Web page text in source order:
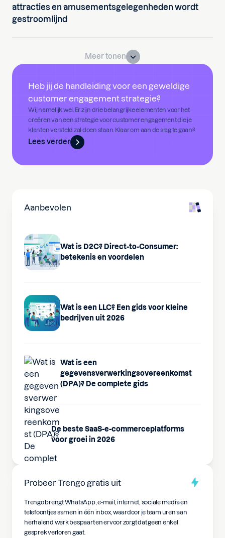
attracties en amusementsgelegenheden wordt
gestroomlijnd
Meer tonen
Heb jij de handleiding voor een geweldige
customer engagement strategie?
Wij namelijk wel. Er zijn drie belangrijke elementen voor het
creëren van een strategie voor customer engagement die je
klanten versteld zal doen staan. Klaar om aan de slag te gaan?
Lees verder
Aanbevolen
Wat is D2C? Direct-to-Consumer:
betekenis en voordelen
Wat is een LLC? Een gids voor kleine
bedrijven uit 2026
Wat is een
gegevensverwerkingsovereenkomst
(DPA)? De complete gids
De beste SaaS-e-commerceplatforms
voor groei in 2026
Probeer Trengo gratis uit
Trengo brengt WhatsApp, e-mail, internet, sociale media en
telefoontjes samen in één inbox, waardoor je team uren aan
herhalend werk bespaart en ervoor zorgt dat geen enkel
gesprek verloren gaat.